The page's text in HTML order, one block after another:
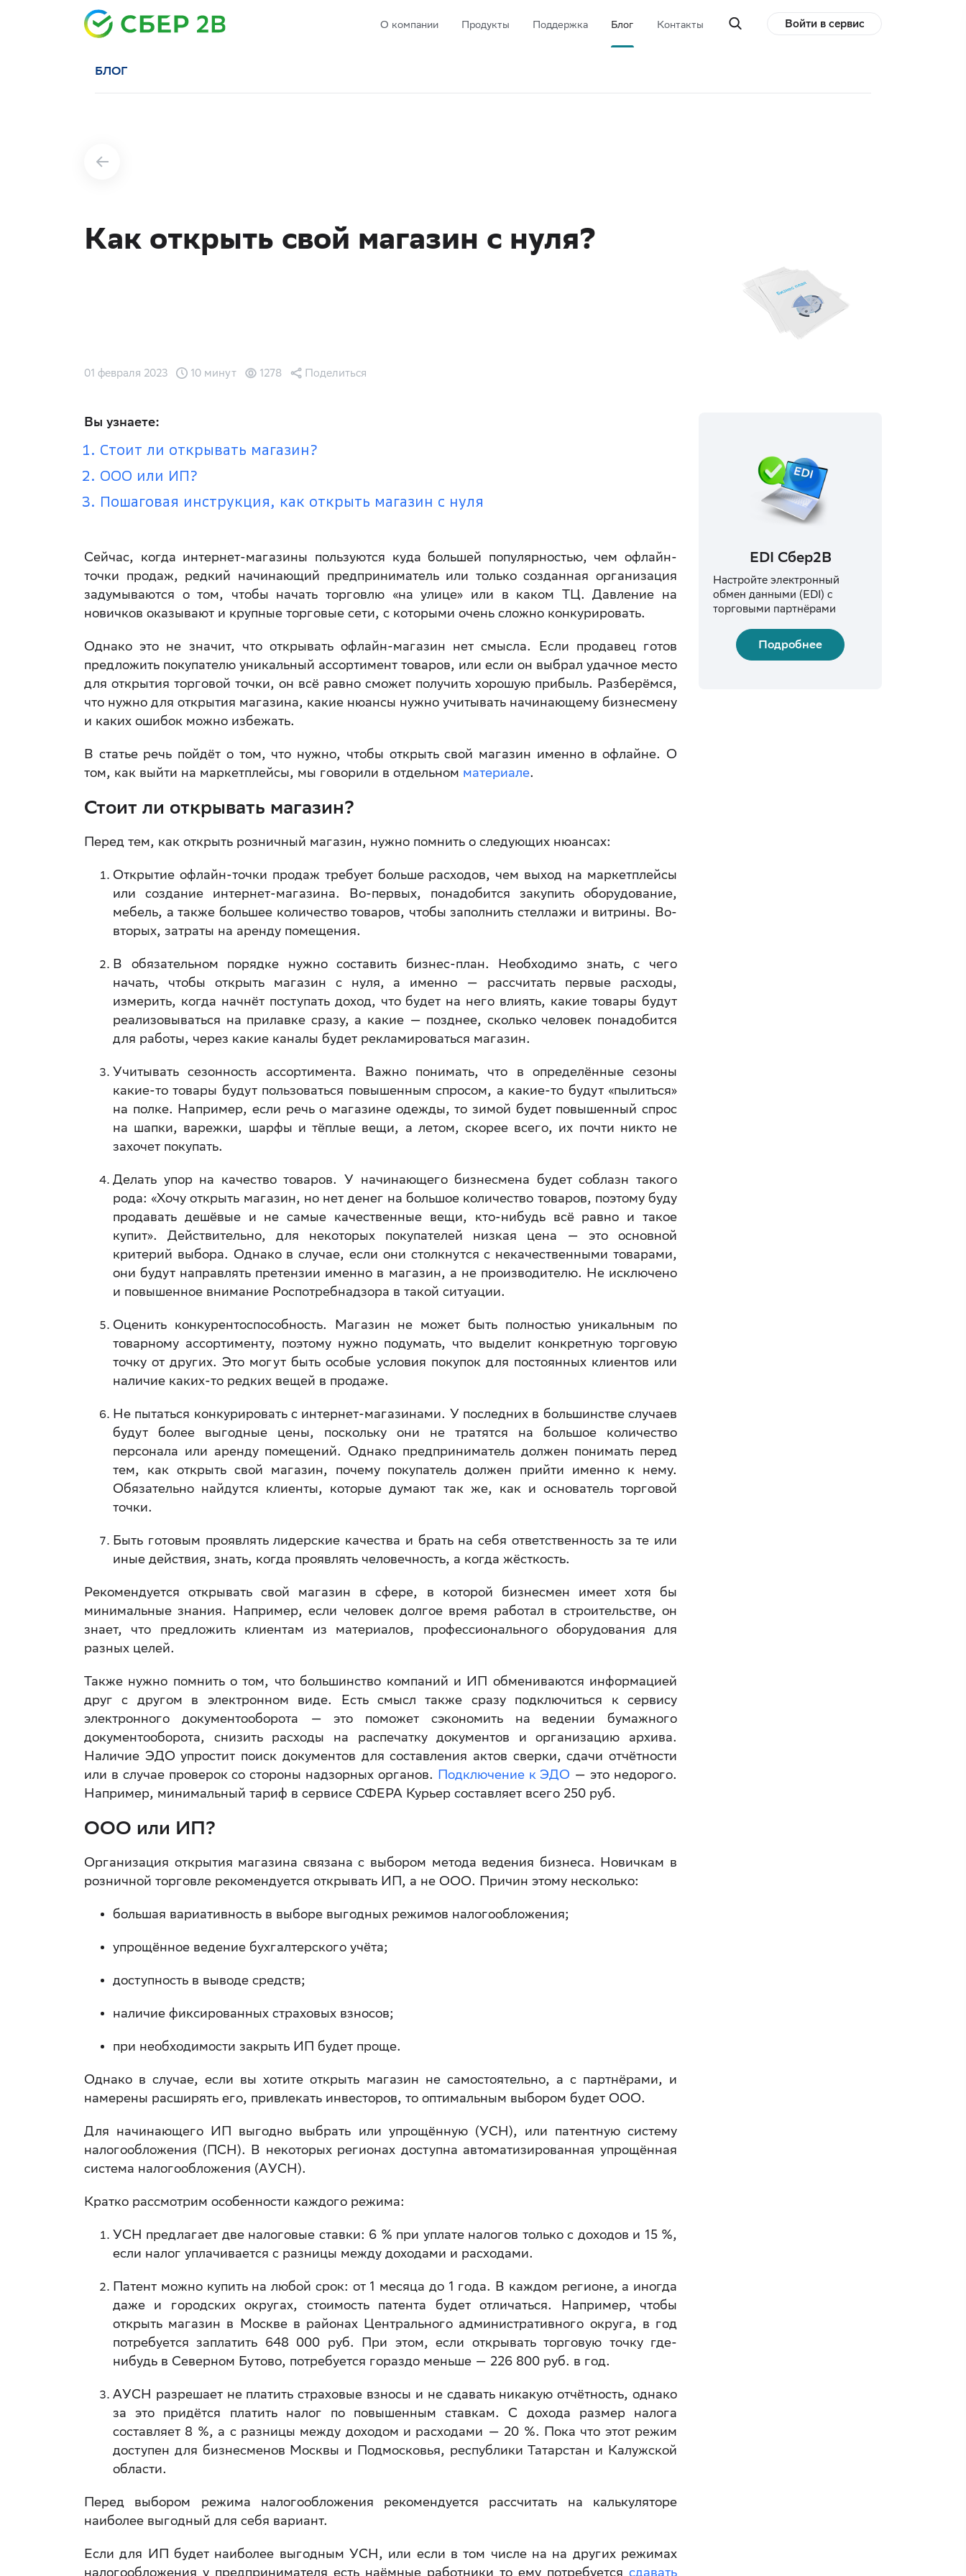
О компании Продукты Поддержка Блог Контакты Войти в сервис
БЛОГ
Как открыть свой магазин с нуля?
01 февраля 2023 10 минут 1278 Поделиться
Вы узнаете:
Стоит ли открывать магазин?
ООО или ИП?
Пошаговая инструкция, как открыть магазин с нуля
Сейчас, когда интернет-магазины пользуются куда большей популярностью, чем офлайн-
точки продаж, редкий начинающий предприниматель или только созданная организация
задумываются о том, чтобы начать торговлю «на улице» или в каком ТЦ. Давление на
новичков оказывают и крупные торговые сети, с которыми очень сложно конкурировать.
Однако это не значит, что открывать офлайн-магазин нет смысла. Если продавец готов
предложить покупателю уникальный ассортимент товаров, или если он выбрал удачное место
для открытия торговой точки, он всё равно сможет получить хорошую прибыль. Разберёмся,
что нужно для открытия магазина, какие нюансы нужно учитывать начинающему бизнесмену
и каких ошибок можно избежать.
В статье речь пойдёт о том, что нужно, чтобы открыть свой магазин именно в офлайне. О
том, как выйти на маркетплейсы, мы говорили в отдельном материале.
Стоит ли открывать магазин?
Перед тем, как открыть розничный магазин, нужно помнить о следующих нюансах:
Открытие офлайн-точки продаж требует больше расходов, чем выход на маркетплейсы
или создание интернет-магазина. Во-первых, понадобится закупить оборудование,
мебель, а также большее количество товаров, чтобы заполнить стеллажи и витрины. Во-
вторых, затраты на аренду помещения.
В обязательном порядке нужно составить бизнес-план. Необходимо знать, с чего
начать, чтобы открыть магазин с нуля, а именно — рассчитать первые расходы,
измерить, когда начнёт поступать доход, что будет на него влиять, какие товары будут
реализовываться на прилавке сразу, а какие — позднее, сколько человек понадобится
для работы, через какие каналы будет рекламироваться магазин.
Учитывать сезонность ассортимента. Важно понимать, что в определённые сезоны
какие-то товары будут пользоваться повышенным спросом, а какие-то будут «пылиться»
на полке. Например, если речь о магазине одежды, то зимой будет повышенный спрос
на шапки, варежки, шарфы и тёплые вещи, а летом, скорее всего, их почти никто не
захочет покупать.
Делать упор на качество товаров. У начинающего бизнесмена будет соблазн такого
рода: «Хочу открыть магазин, но нет денег на большое количество товаров, поэтому буду
продавать дешёвые и не самые качественные вещи, кто-нибудь всё равно и такое
купит». Действительно, для некоторых покупателей низкая цена — это основной
критерий выбора. Однако в случае, если они столкнутся с некачественными товарами,
они будут направлять претензии именно в магазин, а не производителю. Не исключено
и повышенное внимание Роспотребнадзора в такой ситуации.
Оценить конкурентоспособность. Магазин не может быть полностью уникальным по
товарному ассортименту, поэтому нужно подумать, что выделит конкретную торговую
точку от других. Это могут быть особые условия покупок для постоянных клиентов или
наличие каких-то редких вещей в продаже.
Не пытаться конкурировать с интернет-магазинами. У последних в большинстве случаев
будут более выгодные цены, поскольку они не тратятся на большое количество
персонала или аренду помещений. Однако предприниматель должен понимать перед
тем, как открыть свой магазин, почему покупатель должен прийти именно к нему.
Обязательно найдутся клиенты, которые думают так же, как и основатель торговой
точки.
Быть готовым проявлять лидерские качества и брать на себя ответственность за те или
иные действия, знать, когда проявлять человечность, а когда жёсткость.
Рекомендуется открывать свой магазин в сфере, в которой бизнесмен имеет хотя бы
минимальные знания. Например, если человек долгое время работал в строительстве, он
знает, что предложить клиентам из материалов, профессионального оборудования для
разных целей.
Также нужно помнить о том, что большинство компаний и ИП обмениваются информацией
друг с другом в электронном виде. Есть смысл также сразу подключиться к сервису
электронного документооборота — это поможет сэкономить на ведении бумажного
документооборота, снизить расходы на распечатку документов и организацию архива.
Наличие ЭДО упростит поиск документов для составления актов сверки, сдачи отчётности
или в случае проверок со стороны надзорных органов. Подключение к ЭДО — это недорого.
Например, минимальный тариф в сервисе СФЕРА Курьер составляет всего 250 руб.
ООО или ИП?
Организация открытия магазина связана с выбором метода ведения бизнеса. Новичкам в
розничной торговле рекомендуется открывать ИП, а не ООО. Причин этому несколько:
большая вариативность в выборе выгодных режимов налогообложения;
упрощённое ведение бухгалтерского учёта;
доступность в выводе средств;
наличие фиксированных страховых взносов;
при необходимости закрыть ИП будет проще.
Однако в случае, если вы хотите открыть магазин не самостоятельно, а с партнёрами, и
намерены расширять его, привлекать инвесторов, то оптимальным выбором будет ООО.
Для начинающего ИП выгодно выбрать или упрощённую (УСН), или патентную систему
налогообложения (ПСН). В некоторых регионах доступна автоматизированная упрощённая
система налогообложения (АУСН).
Кратко рассмотрим особенности каждого режима:
УСН предлагает две налоговые ставки: 6 % при уплате налогов только с доходов и 15 %,
если налог уплачивается с разницы между доходами и расходами.
Патент можно купить на любой срок: от 1 месяца до 1 года. В каждом регионе, а иногда
даже и городских округах, стоимость патента будет отличаться. Например, чтобы
открыть магазин в Москве в районах Центрального административного округа, в год
потребуется заплатить 648 000 руб. При этом, если открывать торговую точку где-
нибудь в Северном Бутово, потребуется гораздо меньше — 226 800 руб. в год.
АУСН разрешает не платить страховые взносы и не сдавать никакую отчётность, однако
за это придётся платить налог по повышенным ставкам. С дохода размер налога
составляет 8 %, а с разницы между доходом и расходами — 20 %. Пока что этот режим
доступен для бизнесменов Москвы и Подмосковья, республики Татарстан и Калужской
области.
Перед выбором режима налогообложения рекомендуется рассчитать на калькуляторе
наиболее выгодный для себя вариант.
Если для ИП будет наиболее выгодным УСН, или если в том числе на на других режимах
налогообложения у предпринимателя есть наёмные работники то ему потребуется сдавать
EDI Сбер2B
Настройте электронный
обмен данными (EDI) с
торговыми партнёрами
Подробнее